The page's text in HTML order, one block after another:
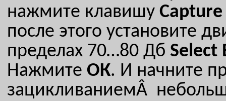
нажмите клавишу Capture
после этого установите
пределах 70…80 Дб Select
Нажмите ОК. И начните
зацикливаниемÂ